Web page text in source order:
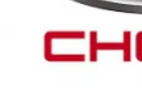
CHERY И СПОРТ